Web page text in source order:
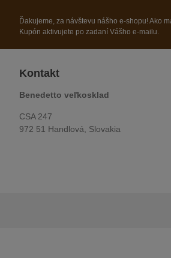
Ďakujeme, za návštevu nášho e-shopu! Ako
Kupón aktivujete po zadaní Vášho e-mailu.
Kontakt
Benedetto veľkosklad
CSA 247
972 51 Handlová, Slovakia